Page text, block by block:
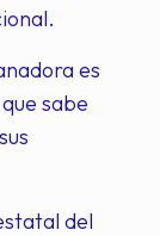
es
sabe
del